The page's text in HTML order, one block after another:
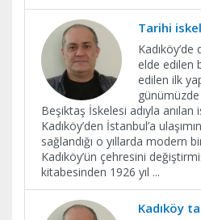
Tarihi
elde edilen
edilen ilk
Beşiktaş İskelesi adıyla anılan
Kadıköy’den İstanbul’a
sağlandığı o yıllarda modern
Kadıköy’ün çehresini
kitabesinden 1926 yıl ...
Kadıköy